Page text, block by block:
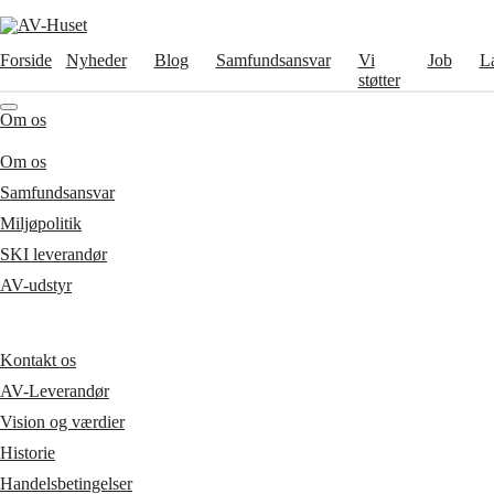
Forside Nyheder Blog Samfundsansvar
Vi
støtter
Job
Om os
Om os
Samfundsansvar
Miljøpolitik
SKI leverandør
AV-udstyr
Kontakt os
AV-Leverandør
Vision og værdier
Historie
Handelsbetingelser